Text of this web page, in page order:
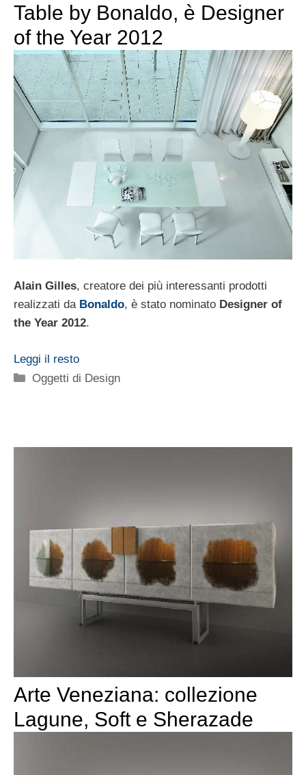
Table by Bonaldo, è Designer
of the Year 2012
Alain Gilles, creatore dei più interessanti prodotti
realizzati da Bonaldo, è stato nominato Designer of
the Year 2012.
Leggi il resto
Categorie
Oggetti di Design
Arte Veneziana: collezione
Lagune, Soft e Sherazade